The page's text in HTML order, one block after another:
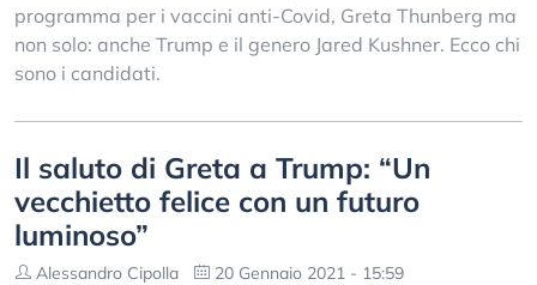
programma per i vaccini anti-Covid, Greta Thunberg ma
non solo: anche Trump e il genero Jared Kushner. Ecco chi
sono i candidati.
Il saluto di Greta a Trump: “Un
vecchietto felice con un futuro
luminoso”
Alessandro Cipolla 20 Gennaio 2021 - 15:59